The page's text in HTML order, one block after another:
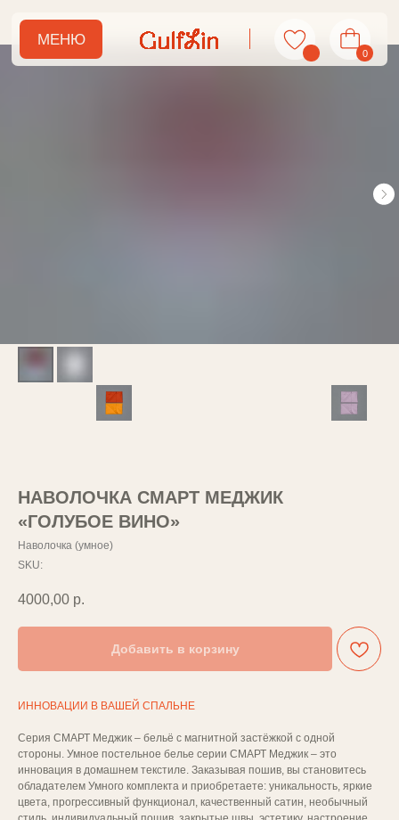
НАВОЛОЧКА СМАРТ МЕДЖИК
«ГОЛУБОЕ ВИНО»
Наволочка (умное)
SKU:
4000,00 р.
Добавить в корзину
ИННОВАЦИИ В ВАШЕЙ СПАЛЬНЕ
Серия СМАРТ Меджик – бельё с магнитной застёжкой с одной
стороны. Умное постельное белье серии СМАРТ Меджик – это
инновация в домашнем текстиле. Заказывая пошив, вы становитесь
обладателем Умного комплекта и приобретаете: уникальность, яркие
цвета, прогрессивный функционал, качественный сатин, необычный